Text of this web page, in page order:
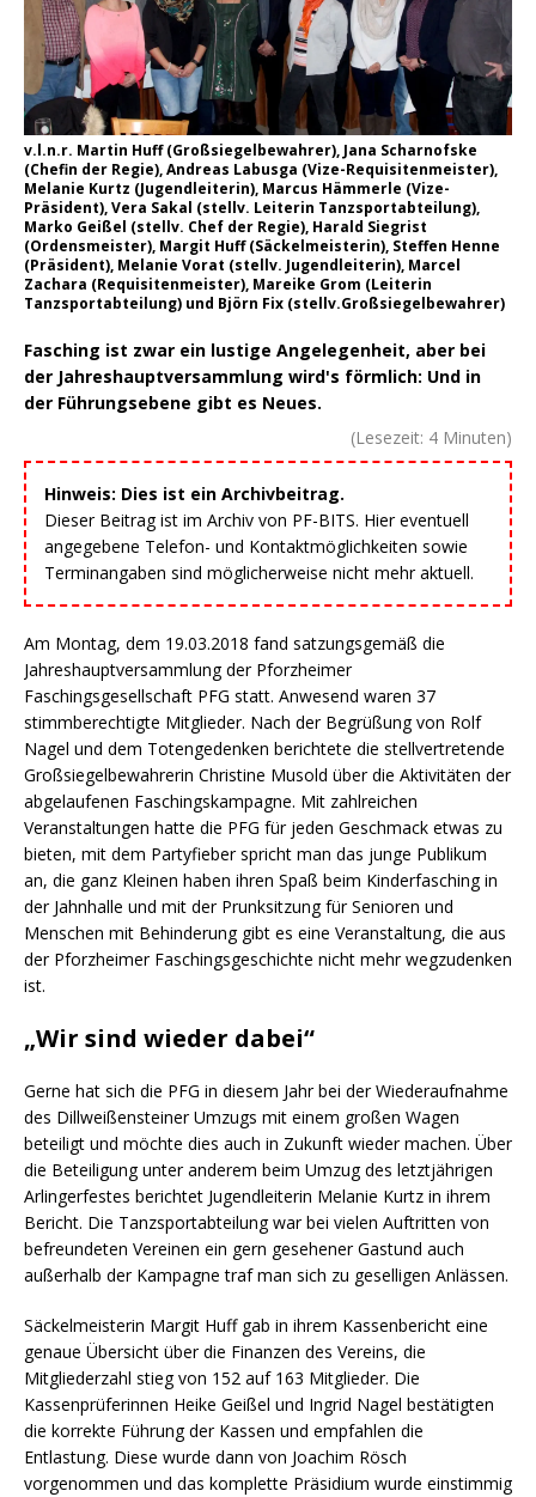
v.l.n.r. Martin Huff (Großsiegelbewahrer), Jana Scharnofske
(Chefin der Regie), Andreas Labusga (Vize-Requisitenmeister),
Melanie Kurtz (Jugendleiterin), Marcus Hämmerle (Vize-
Präsident), Vera Sakal (stellv. Leiterin Tanzsportabteilung),
Marko Geißel (stellv. Chef der Regie), Harald Siegrist
(Ordensmeister), Margit Huff (Säckelmeisterin), Steffen Henne
(Präsident), Melanie Vorat (stellv. Jugendleiterin), Marcel
Zachara (Requisitenmeister), Mareike Grom (Leiterin
Tanzsportabteilung) und Björn Fix (stellv.Großsiegelbewahrer)
Fasching ist zwar ein lustige Angelegenheit, aber bei
der Jahreshauptversammlung wird's förmlich: Und in
der Führungsebene gibt es Neues.
(Lesezeit: 4 Minuten)
Hinweis: Dies ist ein Archivbeitrag.
Dieser Beitrag ist im Archiv von PF-BITS. Hier eventuell
angegebene Telefon- und Kontaktmöglichkeiten sowie
Terminangaben sind möglicherweise nicht mehr aktuell.
Am Montag, dem 19.03.2018 fand satzungsgemäß die
Jahreshauptversammlung der Pforzheimer
Faschingsgesellschaft PFG statt. Anwesend waren 37
stimmberechtigte Mitglieder. Nach der Begrüßung von Rolf
Nagel und dem Totengedenken berichtete die stellvertretende
Großsiegelbewahrerin Christine Musold über die Aktivitäten der
abgelaufenen Faschingskampagne. Mit zahlreichen
Veranstaltungen hatte die PFG für jeden Geschmack etwas zu
bieten, mit dem Partyfieber spricht man das junge Publikum
an, die ganz Kleinen haben ihren Spaß beim Kinderfasching in
der Jahnhalle und mit der Prunksitzung für Senioren und
Menschen mit Behinderung gibt es eine Veranstaltung, die aus
der Pforzheimer Faschingsgeschichte nicht mehr wegzudenken
ist.
„Wir sind wieder dabei“
Gerne hat sich die PFG in diesem Jahr bei der Wiederaufnahme
des Dillweißensteiner Umzugs mit einem großen Wagen
beteiligt und möchte dies auch in Zukunft wieder machen. Über
die Beteiligung unter anderem beim Umzug des letztjährigen
Arlingerfestes berichtet Jugendleiterin Melanie Kurtz in ihrem
Bericht. Die Tanzsportabteilung war bei vielen Auftritten von
befreundeten Vereinen ein gern gesehener Gastund auch
außerhalb der Kampagne traf man sich zu geselligen Anlässen.
Säckelmeisterin Margit Huff gab in ihrem Kassenbericht eine
genaue Übersicht über die Finanzen des Vereins, die
Mitgliederzahl stieg von 152 auf 163 Mitglieder. Die
Kassenprüferinnen Heike Geißel und Ingrid Nagel bestätigten
die korrekte Führung der Kassen und empfahlen die
Entlastung. Diese wurde dann von Joachim Rösch
vorgenommen und das komplette Präsidium wurde einstimmig